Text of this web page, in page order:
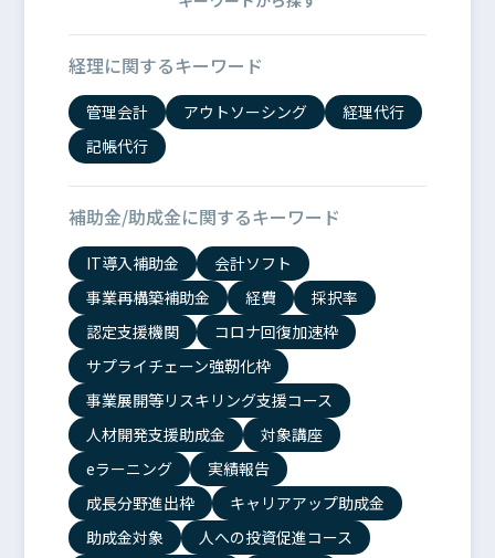
経理に関するキーワード
管理会計 アウトソーシング
経理代行
記帳代行
補助金/助成金に関するキーワード
IT導入補助金
会計ソフト
事業再構築補助金
経費
採択率
認定支援機関
コロナ回復加速枠
サプライチェーン強靭化枠
事業展開等リスキリング支援コース
人材開発支援助成金
対象講座
eラーニング
実績報告
成長分野進出枠
キャリアアップ助成金
助成金対象
人への投資促進コース